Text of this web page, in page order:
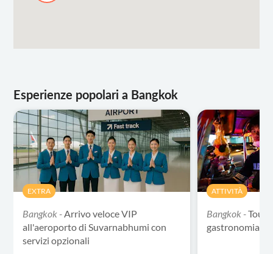
Esperienze popolari a Bangkok
EXTRA
Bangkok -Arrivo veloce VIP
all'aeroporto di Suvarnabhumi con
servizi opzionali
ATTIVITÀ
Bangkok -Tour
gastronomia di